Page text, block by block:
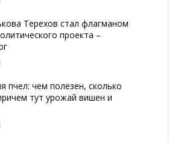
Терехов стал флагманом
проекта –
пчел: чем полезен, сколько
тут урожай вишен и